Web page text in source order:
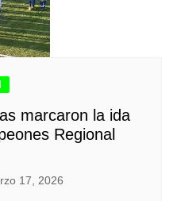
marcaron la ida
Regional
17, 2026